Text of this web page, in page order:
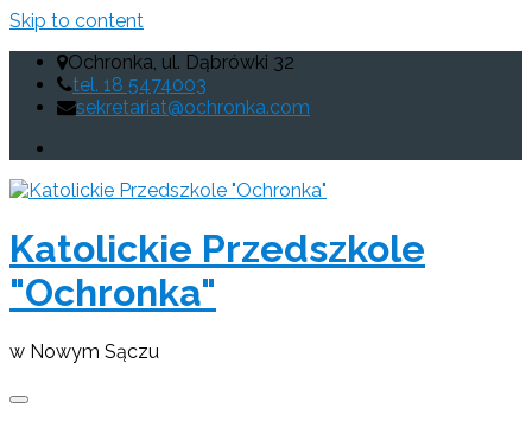
Skip to content
Ochronka, ul. Dąbrówki 32
tel. 18 5474003
sekretariat@ochronka.com
Katolickie Przedszkole
"Ochronka"
w Nowym Sączu